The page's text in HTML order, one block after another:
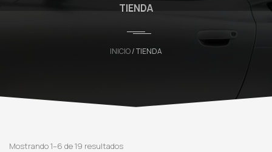
TIENDA
INICIO/ TIENDA
Mostrando 1–6 de 19 resultados